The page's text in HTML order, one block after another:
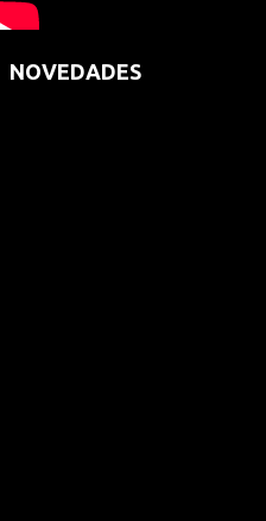
NOVEDADES